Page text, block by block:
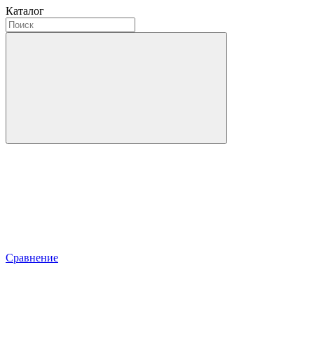
Каталог
Сравнение